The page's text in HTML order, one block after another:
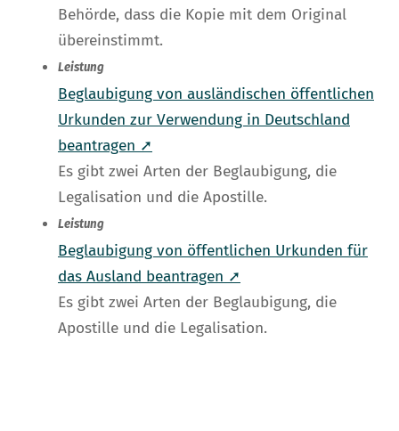
Behörde, dass die Kopie mit dem Original
übereinstimmt.
Leistung
Beglaubigung von ausländischen öffentlichen
Urkunden zur Verwendung in Deutschland
beantragen ➚
Es gibt zwei Arten der Beglaubigung, die
Legalisation und die Apostille.
Leistung
Beglaubigung von öffentlichen Urkunden für
das Ausland beantragen ➚
Es gibt zwei Arten der Beglaubigung, die
Apostille und die Legalisation.